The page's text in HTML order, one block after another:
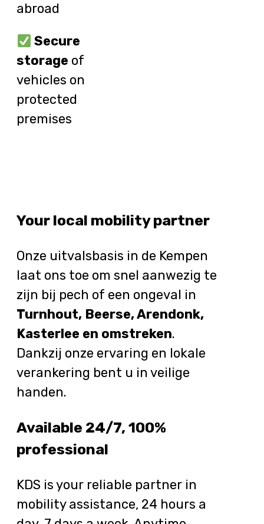
abroad
Secure
storage of
vehicles on
protected
premises
Your local mobility partner
Onze uitvalsbasis in de Kempen
laat ons toe om snel aanwezig te
zijn bij pech of een ongeval in
Turnhout, Beerse, Arendonk,
Kasterlee en omstreken.
Dankzij onze ervaring en lokale
verankering bent u in veilige
handen.
Available 24/7, 100%
professional
KDS is your reliable partner in
mobility assistance, 24 hours a